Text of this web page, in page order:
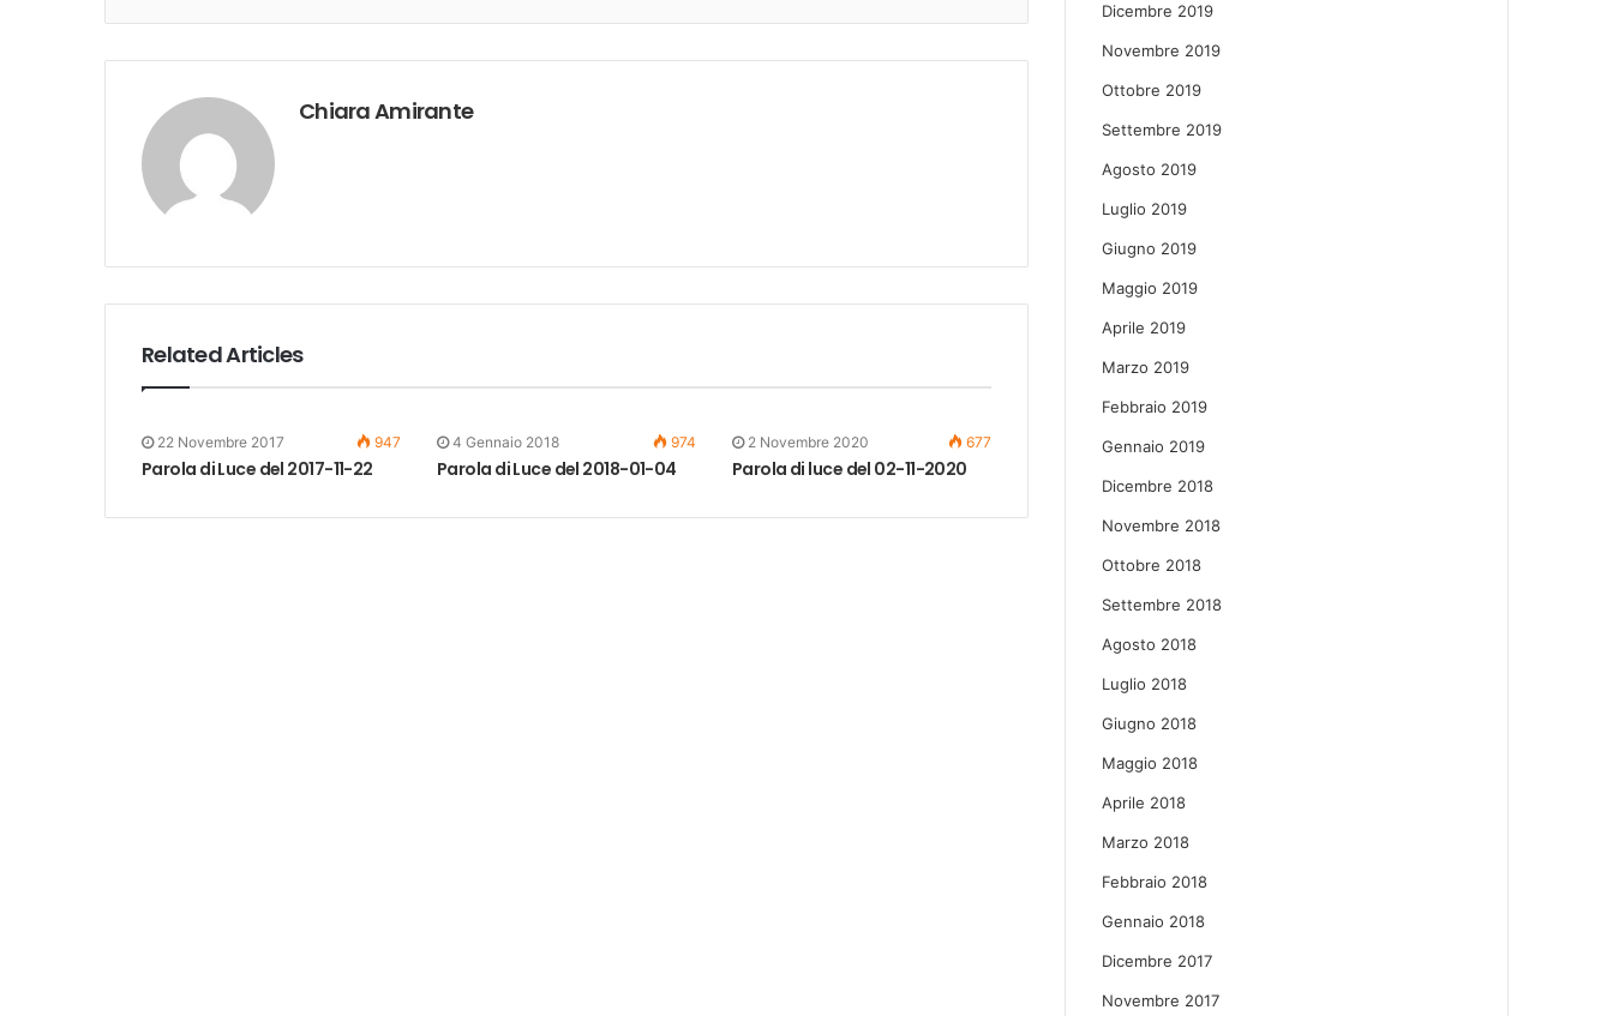
Chiara Amirante
Related Articles
22 Novembre 2017 947
Parola di Luce del 2017-11-22
4 Gennaio 2018 974
Parola di Luce del 2018-01-04
2 Novembre 2020 677
Parola di luce del 02-11-2020
Dicembre 2019
Novembre 2019
Ottobre 2019
Settembre 2019
Agosto 2019
Luglio 2019
Giugno 2019
Maggio 2019
Aprile 2019
Marzo 2019
Febbraio 2019
Gennaio 2019
Dicembre 2018
Novembre 2018
Ottobre 2018
Settembre 2018
Agosto 2018
Luglio 2018
Giugno 2018
Maggio 2018
Aprile 2018
Marzo 2018
Febbraio 2018
Gennaio 2018
Dicembre 2017
Novembre 2017